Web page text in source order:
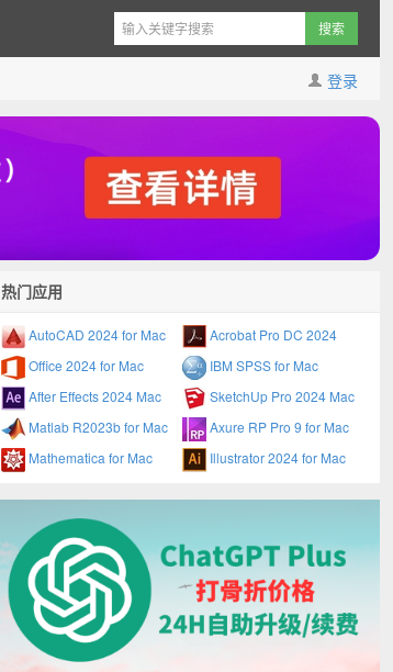
登录
热门应用
AutoCAD 2024 for Mac
Acrobat Pro DC 2024
Office 2024 for Mac
IBM SPSS for Mac
After Effects 2024 Mac
SketchUp Pro 2024 Mac
Matlab R2023b for Mac
Axure RP Pro 9 for Mac
Mathematica for Mac
Illustrator 2024 for Mac